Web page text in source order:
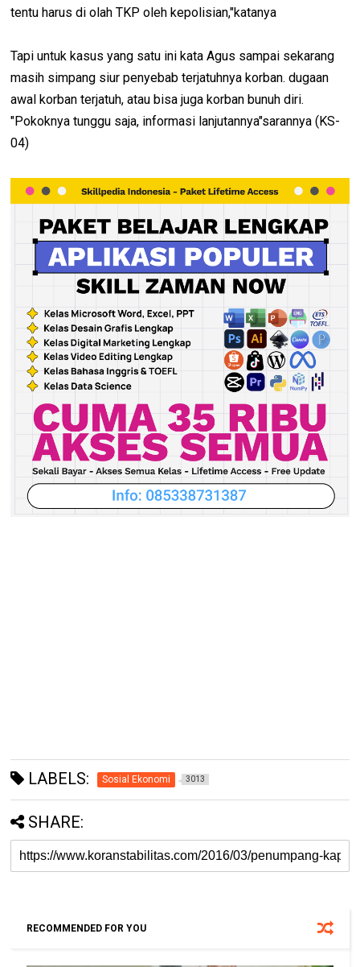
tentu harus di olah TKP oleh kepolisian,"katanya
Tapi untuk kasus yang satu ini kata Agus sampai sekarang
masih simpang siur penyebab terjatuhnya korban. dugaan
awal korban terjatuh, atau bisa juga korban bunuh diri.
"Pokoknya tunggu saja, informasi lanjutannya"sarannya (KS-
04)
LABELS: Sosial Ekonomi 3013
SHARE:
RECOMMENDED FOR YOU